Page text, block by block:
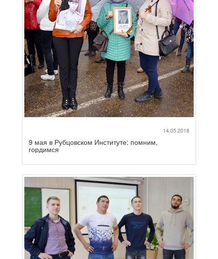
14.05.2018
9 мая в Рубцовском Институте: помним,
гордимся